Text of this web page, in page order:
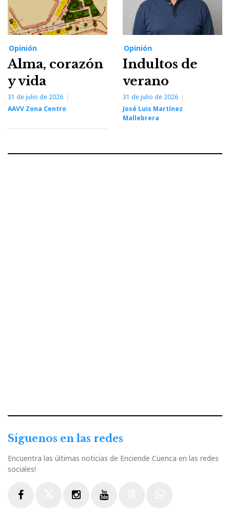
Opinión
Alma, corazón
y vida
31 de julio de 2026
AAVV Zona Centro
Opinión
Indultos de
verano
31 de julio de 2026
José Luis Martínez
Mallebrera
Síguenos en las redes
Encuentra las últimas noticias de Enciende Cuenca en las redes
sociales!